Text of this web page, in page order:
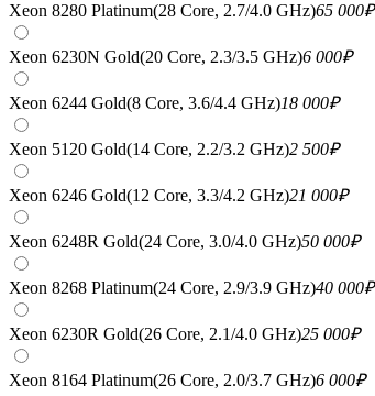
Xeon 8280 Platinum(28 Core, 2.7/4.0 GHz)65 000₽
Xeon 6230N Gold(20 Core, 2.3/3.5 GHz)6 000₽
Xeon 6244 Gold(8 Core, 3.6/4.4 GHz)18 000₽
Xeon 5120 Gold(14 Core, 2.2/3.2 GHz)2 500₽
Xeon 6246 Gold(12 Core, 3.3/4.2 GHz)21 000₽
Xeon 6248R Gold(24 Core, 3.0/4.0 GHz)50 000₽
Xeon 8268 Platinum(24 Core, 2.9/3.9 GHz)40 000₽
Xeon 6230R Gold(26 Core, 2.1/4.0 GHz)25 000₽
Xeon 8164 Platinum(26 Core, 2.0/3.7 GHz)6 000₽